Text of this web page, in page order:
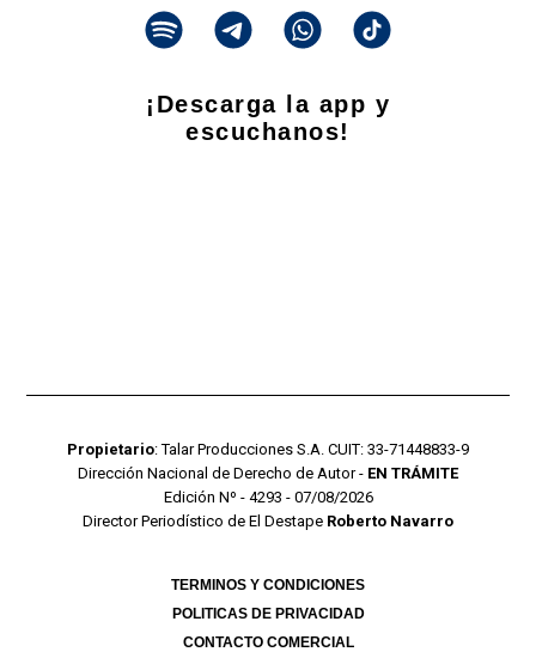
¡Descarga la app y
escuchanos!
Propietario: Talar Producciones S.A. CUIT: 33-71448833-9
Dirección Nacional de Derecho de Autor - EN TRÁMITE
Edición Nº - 4293 - 07/08/2026
Director Periodístico de El Destape Roberto Navarro
TERMINOS Y CONDICIONES
POLITICAS DE PRIVACIDAD
CONTACTO COMERCIAL